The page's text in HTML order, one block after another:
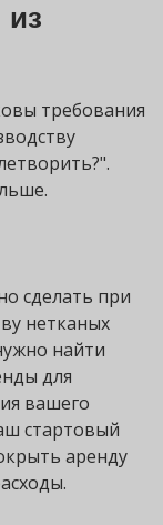
требования
сделать при
нетканых
найти
для
вашего
стартовый
аренду